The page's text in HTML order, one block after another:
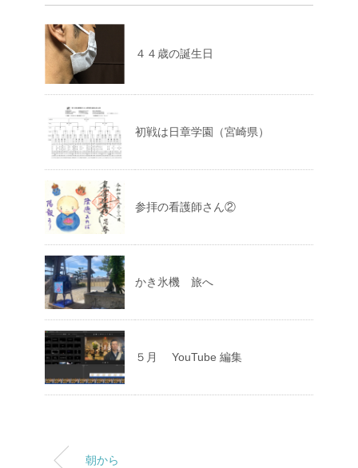
４４歳の誕生日
初戦は日章学園（宮崎県）
参拝の看護師さん②
かき氷機 旅へ
５月 YouTube 編集
朝から